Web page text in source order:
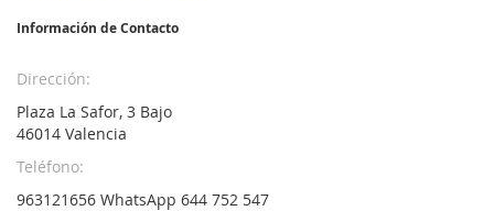
Información de Contacto
Dirección:
Plaza La Safor, 3 Bajo
46014 Valencia
Teléfono:
963121656 WhatsApp 644 752 547